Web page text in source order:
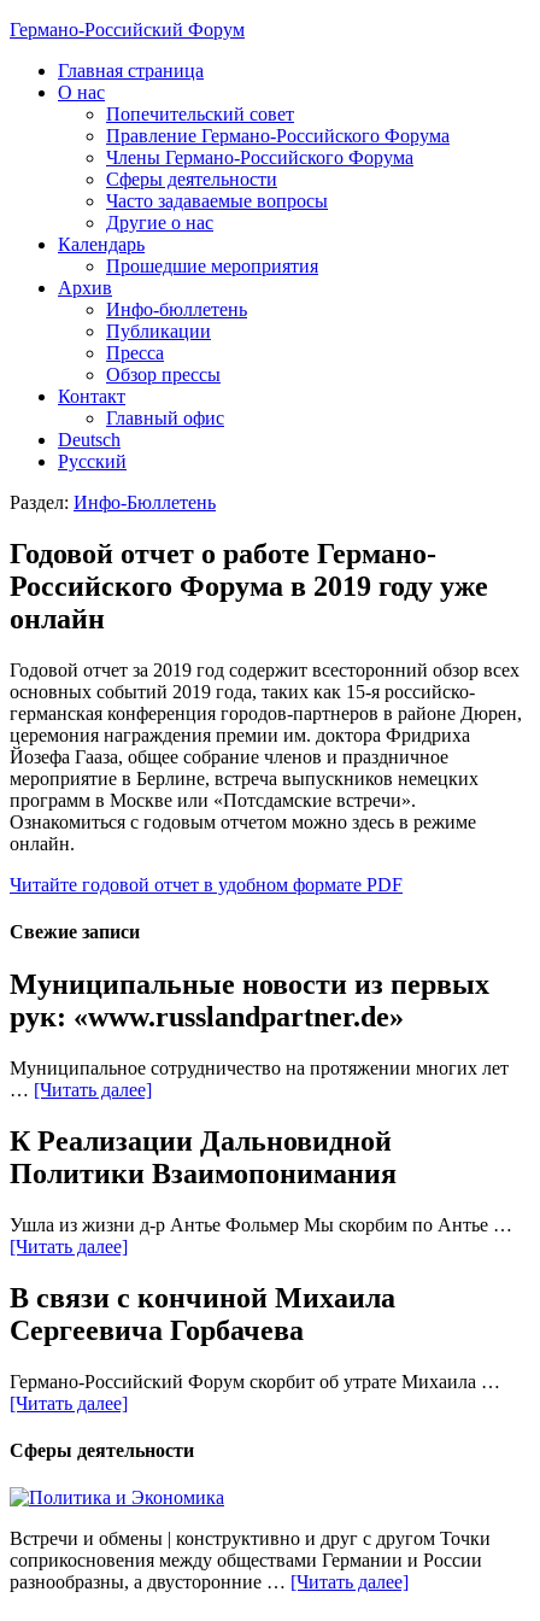
Германо-Российский Форум
Главная страница
О нас
Попечительский совет
Правление Германо-Российского Форума
Члены Германо-Российского Форума
Сферы деятельности
Часто задаваемые вопросы
Другие о нас
Календарь
Прошедшие мероприятия
Архив
Инфо-бюллетень
Публикации
Пресса
Обзор прессы
Контакт
Главный офис
Deutsch
Русский
Раздел: Инфо-Бюллетень
Годовой отчет о работе Германо-
Российского Форума в 2019 году уже
онлайн
Годовой отчет за 2019 год содержит всесторонний обзор всех
основных событий 2019 года, таких как 15-я российско-
германская конференция городов-партнеров в районе Дюрен,
церемония награждения премии им. доктора Фридриха
Йозефа Гааза, общее собрание членов и праздничное
мероприятие в Берлине, встреча выпускников немецких
программ в Москве или «Потсдамские встречи».
Ознакомиться с годовым отчетом можно здесь в режиме
онлайн.
Читайте годовой отчет в удобном формате PDF
Свежие записи
Муниципальные новости из первых
рук: «www.russlandpartner.de»
Муниципальное сотрудничество на протяжении многих лет
… [Читать далее]
К Реализации Дальновидной
Политики Взаимопонимания
Ушла из жизни д-р Антье Фольмер Мы скорбим по Антье …
[Читать далее]
В связи с кончиной Михаила
Сергеевича Горбачева
Германо-Российский Форум скорбит об утрате Михаила …
[Читать далее]
Сферы деятельности
Встречи и обмены | конструктивно и друг с другом Точки
соприкосновения между обществами Германии и России
разнообразны, а двусторонние … [Читать далее]